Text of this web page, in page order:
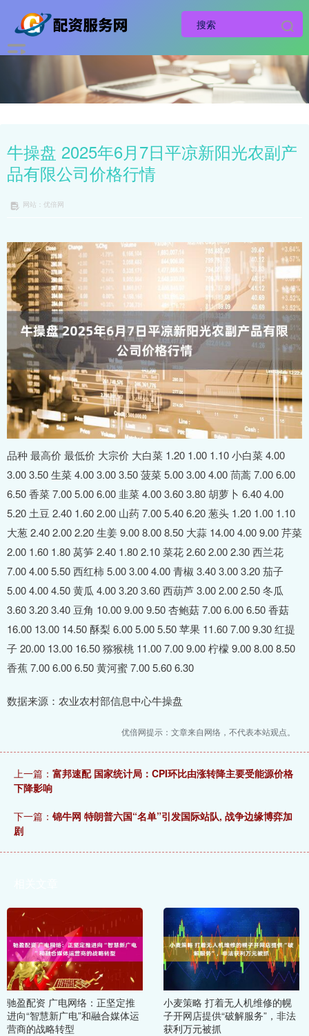
牛操盘 2025年6月7日平凉新阳光农副产
品有限公司价格行情
网站：优倍网
品种 最高价 最低价 大宗价 大白菜 1.20 1.00 1.10 小白菜 4.00
3.00 3.50 生菜 4.00 3.00 3.50 菠菜 5.00 3.00 4.00 茼蒿 7.00 6.00
6.50 香菜 7.00 5.00 6.00 韭菜 4.00 3.60 3.80 胡萝卜 6.40 4.00
5.20 土豆 2.40 1.60 2.00 山药 7.00 5.40 6.20 葱头 1.20 1.00 1.10
大葱 2.40 2.00 2.20 生姜 9.00 8.00 8.50 大蒜 14.00 4.00 9.00 芹菜
2.00 1.60 1.80 莴笋 2.40 1.80 2.10 菜花 2.60 2.00 2.30 西兰花
7.00 4.00 5.50 西红柿 5.00 3.00 4.00 青椒 3.40 3.00 3.20 茄子
5.00 4.00 4.50 黄瓜 4.00 3.20 3.60 西葫芦 3.00 2.00 2.50 冬瓜
3.60 3.20 3.40 豆角 10.00 9.00 9.50 杏鲍菇 7.00 6.00 6.50 香菇
16.00 13.00 14.50 酥梨 6.00 5.00 5.50 苹果 11.60 7.00 9.30 红提
子 20.00 13.00 16.50 猕猴桃 11.00 7.00 9.00 柠檬 9.00 8.00 8.50
香蕉 7.00 6.00 6.50 黄河蜜 7.00 5.60 6.30
数据来源：农业农村部信息中心牛操盘
优倍网提示：文章来自网络，不代表本站观点。
上一篇： 富邦速配 国家统计局：CPI环比由涨转降主要受能源价格
下降影响
下一篇： 锦牛网 特朗普六国“名单”引发国际站队, 战争边缘博弈加
剧
驰盈配资 广电网络：正坚定推
进向“智慧新广电”和融合媒体运
营商的战略转型
小麦策略 打着无人机维修的幌
子开网店提供“破解服务”，非法
获利万元被抓